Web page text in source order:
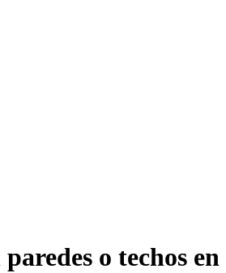
o techos en